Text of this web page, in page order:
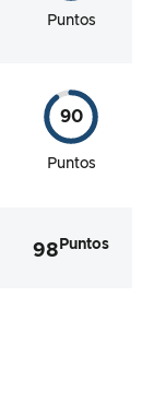
Puntos
90
Puntos
98 Puntos